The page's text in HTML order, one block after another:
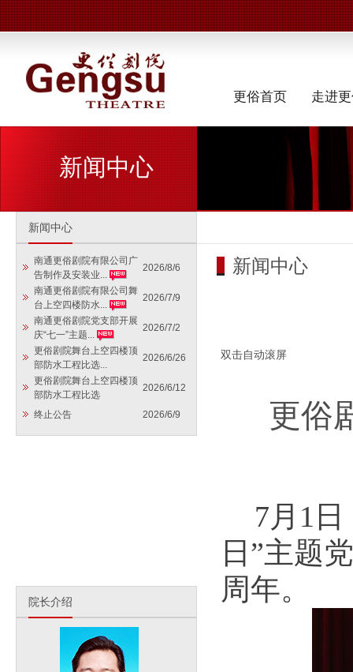
更俗首页 走进
新闻中心
新闻中心
南通更俗剧院有限公司广
告制作及安装业...
2026/8/6
南通更俗剧院有限公司舞
台上空四楼防水...
2026/7/9
南通更俗剧院党支部开展
庆“七一”主题...
2026/7/2
更俗剧院舞台上空四楼顶
部防水工程比选...
2026/6/26
更俗剧院舞台上空四楼顶
部防水工程比选
2026/6/12
终止公告 2026/6/9
院长介绍
新闻中心
双击自动滚屏
更俗
7月1
日”主题
周年。